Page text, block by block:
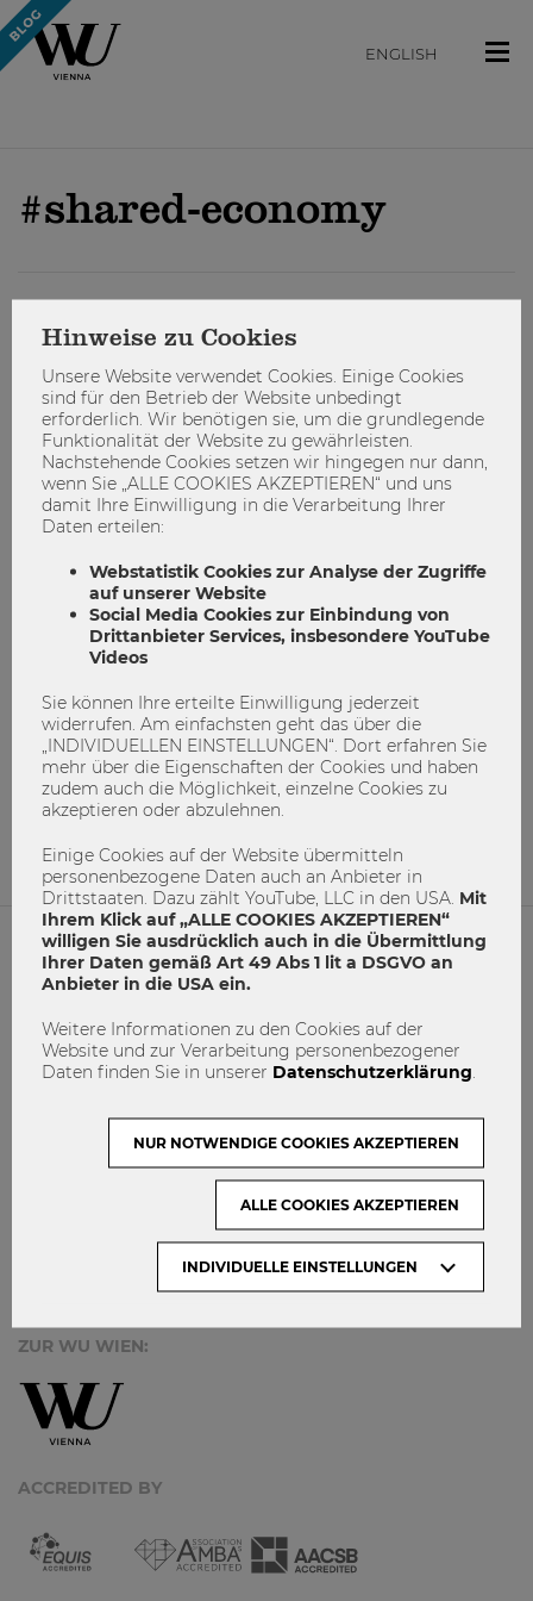
ENGLISH
#shared-economy
Teilen statt Besitzen
Forschung Nachhaltigkeit Shared Economy
NETIQUETTE
MACH MIT!
DATENSCHUTZ
ZUR WU WIEN:
ACCREDITED BY
Hinweise zu Cookies
Unsere Website verwendet Cookies. Einige Cookies
sind für den Betrieb der Website unbedingt
erforderlich. Wir benötigen sie, um die grundlegende
Funktionalität der Website zu gewährleisten.
Nachstehende Cookies setzen wir hingegen nur dann,
wenn Sie „ALLE COOKIES AKZEPTIEREN“ und uns
damit Ihre Einwilligung in die Verarbeitung Ihrer
Daten erteilen:
Webstatistik Cookies zur Analyse der Zugriffe
auf unserer Website
Social Media Cookies zur Einbindung von
Drittanbieter Services, insbesondere YouTube
Videos
Sie können Ihre erteilte Einwilligung jederzeit
widerrufen. Am einfachsten geht das über die
„INDIVIDUELLEN EINSTELLUNGEN“. Dort erfahren Sie
mehr über die Eigenschaften der Cookies und haben
zudem auch die Möglichkeit, einzelne Cookies zu
akzeptieren oder abzulehnen.
Einige Cookies auf der Website übermitteln
personenbezogene Daten auch an Anbieter in
Drittstaaten. Dazu zählt YouTube, LLC in den USA. Mit
Ihrem Klick auf „ALLE COOKIES AKZEPTIEREN“
willigen Sie ausdrücklich auch in die Übermittlung
Ihrer Daten gemäß Art 49 Abs 1 lit a DSGVO an
Anbieter in die USA ein.
Weitere Informationen zu den Cookies auf der
Website und zur Verarbeitung personenbezogener
Daten finden Sie in unserer Datenschutzerklärung
INDIVIDUELLE EINSTELLUNGEN
NUR NOTWENDIGE COOKIES AKZEPTIEREN
ALLE COOKIES AKZEPTIEREN